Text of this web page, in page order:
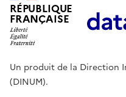
RÉPUBLIQUE
FRANÇAISE
Un produit de la Direction
(DINUM).